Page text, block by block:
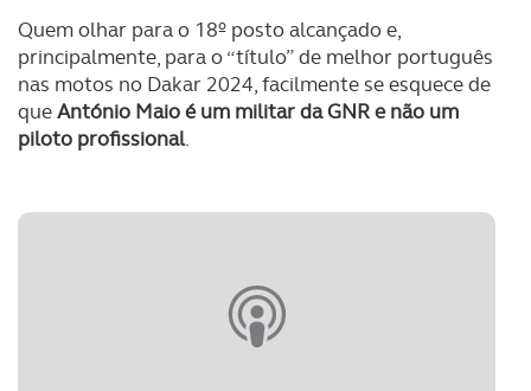
Quem olhar para o 18º posto alcançado e,
principalmente, para o “título” de melhor português
nas motos no Dakar 2024, facilmente se esquece de
queAntónio Maio é um militar da GNR e não um
piloto profissional.